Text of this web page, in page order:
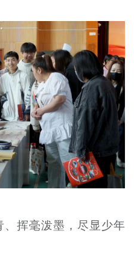
挥毫泼墨，尽显少年